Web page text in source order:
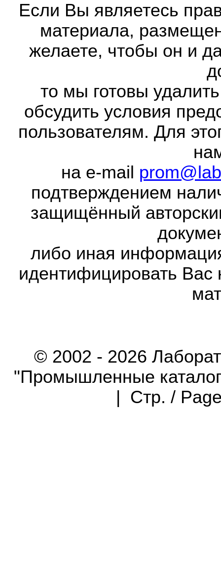
Если Вы являетесь
материала,
желаете, чтобы он и
то мы готовы
обсудить условия
пользователям. Для
на e-mail
подтверждением
защищённый
либо иная
идентифицировать Вас
© 2002 - 2026
"Промышленные
| Стр. /